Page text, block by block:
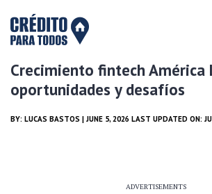
Crecimiento fintech
oportunidades y desafíos
BY: LUCAS BASTOS | JUNE 5, 2026 LAST UPDATED ON:
ADVERTISEMENTS